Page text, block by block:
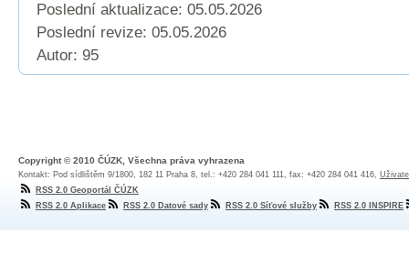
Poslední aktualizace: 05.05.2026
Poslední revize: 05.05.2026
Autor: 95
Copyright © 2010 ČÚZK, Všechna práva vyhrazena
Kontakt: Pod sídlištěm 9/1800, 182 11 Praha 8, tel.: +420 284 041 111, fax: +420 284 041 416,
RSS 2.0 Geoportál ČÚZK
RSS 2.0 Aplikace
RSS 2.0 Datové sady RSS 2.0 Síťové služby RSS 2.0 INSPIRE